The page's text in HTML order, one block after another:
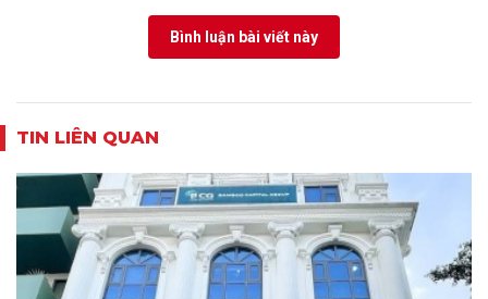
Bình luận bài viết này
TIN LIÊN QUAN